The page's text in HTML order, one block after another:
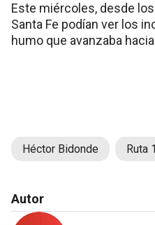
Este miércoles, desde
Santa Fe podían ver los
humo que avanzaba
Héctor Bidonde Ruta
Autor